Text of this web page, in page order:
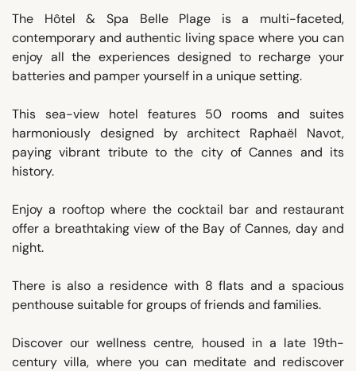
The Hôtel & Spa Belle Plage is a multi-faceted,
contemporary and authentic living space where you can
enjoy all the experiences designed to recharge your
batteries and pamper yourself in a unique setting.
This sea-view hotel features 50 rooms and suites
harmoniously designed by architect Raphaël Navot,
paying vibrant tribute to the city of Cannes and its
history.
Enjoy a rooftop where the cocktail bar and restaurant
offer a breathtaking view of the Bay of Cannes, day and
night.
There is also a residence with 8 flats and a spacious
penthouse suitable for groups of friends and families.
Discover our wellness centre, housed in a late 19th-
century villa, where you can meditate and rediscover